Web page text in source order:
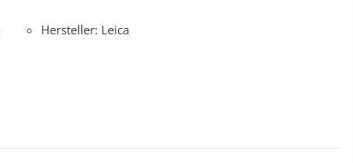
Hersteller: Leica